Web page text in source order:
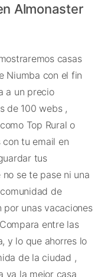
Almonaster
casas
Niumba con el fin
a un precio
de 100 webs ,
Top Rural o
con tu email en
tus
se te pase ni una
de
unas vacaciones
entre las
y lo que ahorres lo
de la ciudad ,
ya la mejor casa